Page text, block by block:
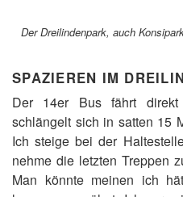
Der Dreilindenpark, auch
SPAZIEREN IM
Der 14er Bus fährt
schlängelt sich in satten 15
Ich steige bei der
nehme die letzten Treppen
Man könnte meinen ich